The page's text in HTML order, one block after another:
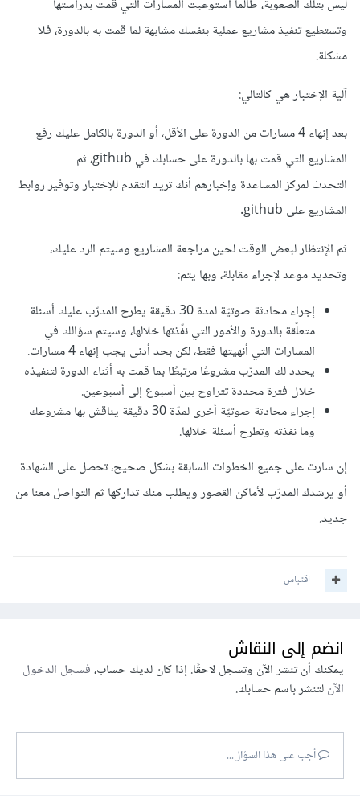
ليس بتلك الصعوبة، طالما استوعبت المسارات التي قمت بدراستها
وتستطيع تنفيذ مشاريع عملية بنفسك مشابهة لما قمت به بالدورة، فلا
مشكلة.
آلية الإختبار هي كالتالي:
بعد إنهاء 4 مسارات من الدورة على الأقل، أو الدورة بالكامل عليك رفع
المشاريع التي قمت بها بالدورة على حسابك في github، ثم
التحدث لمركز المساعدة وإخبارهم أنك تريد التقدم للإختبار وتوفير روابط
المشاريع على github.
ثم الإنتظار لبعض الوقت لحين مراجعة المشاريع وسيتم الرد عليك،
وتحديد موعد لإجراء مقابلة، وبها يتم:
إجراء محادثة صوتيّة لمدة 30 دقيقة يطرح المدرّب عليك أسئلة
متعلّقة بالدورة والأمور التي نفّذتها خلالها، وسيتم سؤالك في
المسارات التي أنهيتها فقط، لكن بحد أدنى يجب إنهاء 4 مسارات.
يحدد لك المدرّب مشروعًا مرتبطًا بما قمت به أثناء الدورة لتنفيذه
خلال فترة محددة تتراوح بين أسبوع إلى أسبوعين.
إجراء محادثة صوتيّة أخرى لمدّة 30 دقيقة يناقش بها مشروعك
وما نفذته وتطرح أسئلة خلالها.
إن سارت على جميع الخطوات السابقة بشكل صحيح، تحصل على الشهادة
أو يرشدك المدرّب لأماكن القصور ويطلب منك تداركها ثم التواصل معنا من
جديد.
اقتباس
انضم إلى النقاش
يمكنك أن تنشر الآن وتسجل لاحقًا. إذا كان لديك حساب،فسجل الدخول
الآنلتنشر باسم حسابك.
أجب على هذا السؤال...